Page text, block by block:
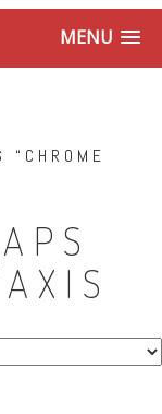
MENU